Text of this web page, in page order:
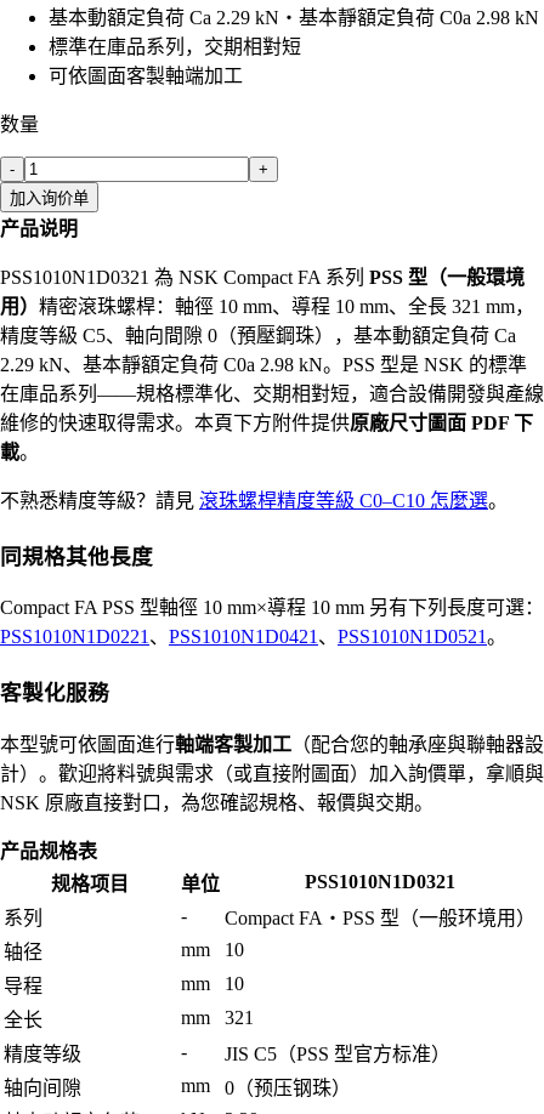
基本動額定負荷 Ca 2.29 kN・基本靜額定負荷 C0a 2.98 kN
標準在庫品系列，交期相對短
可依圖面客製軸端加工
数量
-
+
加入询价单
产品说明
PSS1010N1D0321 為 NSK Compact FA 系列 PSS 型（一般環境
用） 精密滾珠螺桿：軸徑 10 mm、導程 10 mm、全長 321 mm，
精度等級 C5、軸向間隙 0（預壓鋼珠），基本動額定負荷 Ca
2.29 kN、基本靜額定負荷 C0a 2.98 kN。PSS 型是 NSK 的標準
在庫品系列——規格標準化、交期相對短，適合設備開發與產線
維修的快速取得需求。本頁下方附件提供原廠尺寸圖面 PDF 下
載。
不熟悉精度等級？請見 滾珠螺桿精度等級 C0–C10 怎麼選。
同規格其他長度
Compact FA PSS 型軸徑 10 mm×導程 10 mm 另有下列長度可選：
PSS1010N1D0221、 PSS1010N1D0421、 PSS1010N1D0521。
客製化服務
本型號可依圖面進行軸端客製加工 （配合您的軸承座與聯軸器設
計）。歡迎將料號與需求（或直接附圖面）加入詢價單，拿順與
NSK 原廠直接對口，為您確認規格、報價與交期。
产品规格表
规格项目
单位
PSS1010N1D0321
系列
-
Compact FA・PSS 型（一般环境用）
轴径
mm
10
导程
mm
10
全长
mm
321
精度等级
-
JIS C5（PSS 型官方标准）
轴向间隙
mm
0（预压钢珠）